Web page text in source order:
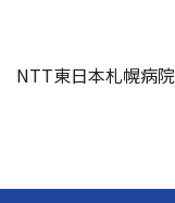
医療・介護関係の方
NTT東日本札幌病院